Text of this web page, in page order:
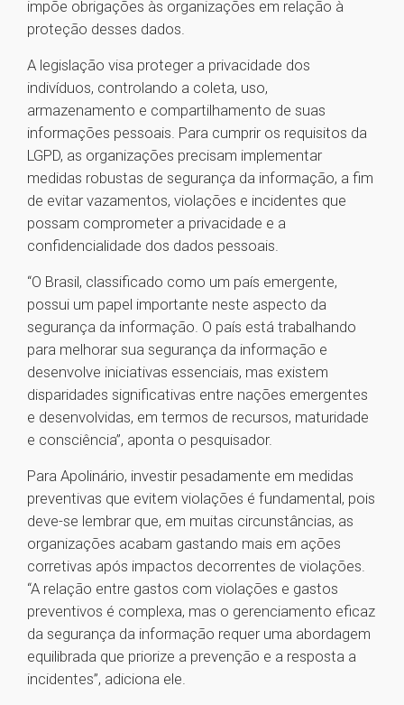
impõe obrigações às organizações em relação à
proteção desses dados.
A legislação visa proteger a privacidade dos
indivíduos, controlando a coleta, uso,
armazenamento e compartilhamento de suas
informações pessoais. Para cumprir os requisitos da
LGPD, as organizações precisam implementar
medidas robustas de segurança da informação, a fim
de evitar vazamentos, violações e incidentes que
possam comprometer a privacidade e a
confidencialidade dos dados pessoais.
“O Brasil, classificado como um país emergente,
possui um papel importante neste aspecto da
segurança da informação. O país está trabalhando
para melhorar sua segurança da informação e
desenvolve iniciativas essenciais, mas existem
disparidades significativas entre nações emergentes
e desenvolvidas, em termos de recursos, maturidade
e consciência”, aponta o pesquisador.
Para Apolinário, investir pesadamente em medidas
preventivas que evitem violações é fundamental, pois
deve-se lembrar que, em muitas circunstâncias, as
organizações acabam gastando mais em ações
corretivas após impactos decorrentes de violações.
“A relação entre gastos com violações e gastos
preventivos é complexa, mas o gerenciamento eficaz
da segurança da informação requer uma abordagem
equilibrada que priorize a prevenção e a resposta a
incidentes”, adiciona ele.